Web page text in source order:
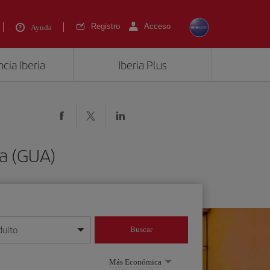
Ayuda Registro Acceso
Iberia Iberia Plus
(GUA)
mes/año
Buscar
Más Económica